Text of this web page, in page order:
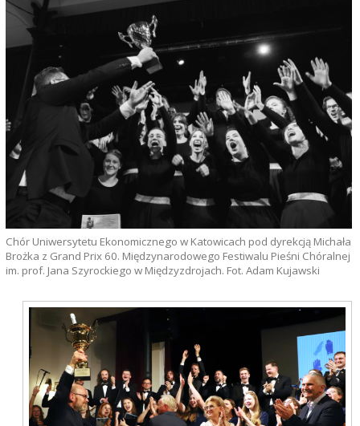
Chór Uniwersytetu Ekonomicznego w Katowicach pod dyrekcją Michała
Brożka z Grand Prix 60. Międzynarodowego Festiwalu Pieśni Chóralnej
im. prof. Jana Szyrockiego w Międzyzdrojach. Fot. Adam Kujawski